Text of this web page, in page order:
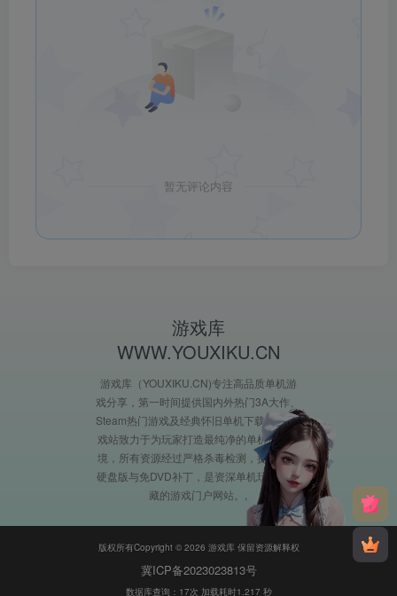
暂无评论内容
游戏库
WWW.YOUXIKU.CN
游戏库（YOUXIKU.CN)专注高品质单机游
戏分享，第一时间提供国内外热门3A大作、
Steam热门游戏及经典怀旧单机下载。XX游
戏站致力于为玩家打造最纯净的单机游戏环
境，所有资源经过严格杀毒检测，提供完整
硬盘版与免DVD补丁，是资深单机玩家必收
藏的游戏门户网站。
版权所有Copyright © 2026 游戏库 保留资源解释权
冀ICP备2023023813号
数据库查询：17次 加载耗时1.217 秒